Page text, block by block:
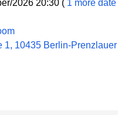
2026 20:30 ( 1 more date
1, 10435 Berlin-Prenzlauer